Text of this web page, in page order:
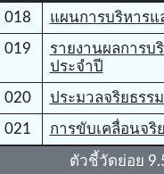
018 แผนการบริหาร
019
รายงานผลการ
ประจำปี
020 ประมวลจริยธรร
021 การขับเคลื่อนจริ
ตัวชี้วัดย่อย